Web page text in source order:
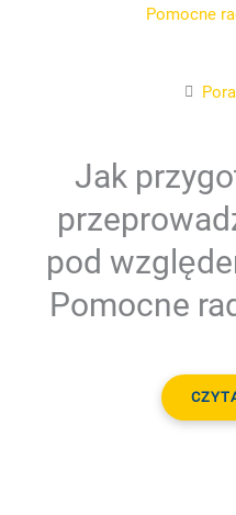
Jak
pod
Pomocne